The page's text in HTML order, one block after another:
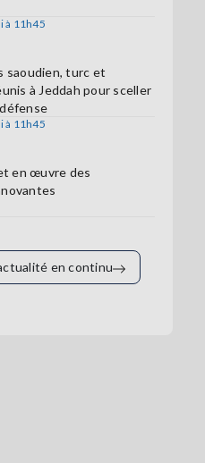
à 11h45
saoudien, turc et
à Jeddah pour sceller
à 11h45
en œuvre des
en continu